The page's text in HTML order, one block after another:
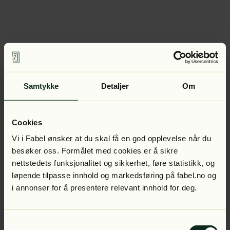
Samtykke Detaljer Om
Cookies
Vi i Fabel ønsker at du skal få en god opplevelse når du
besøker oss. Formålet med cookies er å sikre
nettstedets funksjonalitet og sikkerhet, føre statistikk, og
løpende tilpasse innhold og markedsføring på fabel.no og
i annonser for å presentere relevant innhold for deg.